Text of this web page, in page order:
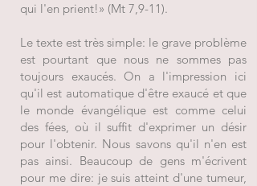
qui l'en prient!» (Mt 7,9-11).
Le texte est très simple: le grave problème
est pourtant que nous ne sommes pas
toujours exaucés. On a l'impression ici
qu'il est automatique d'être exaucé et que
le monde évangélique est comme celui
des fées, où il suffit d'exprimer un désir
pour l'obtenir. Nous savons qu'il n'en est
pas ainsi. Beaucoup de gens m'écrivent
pour me dire: je suis atteint d'une tumeur,